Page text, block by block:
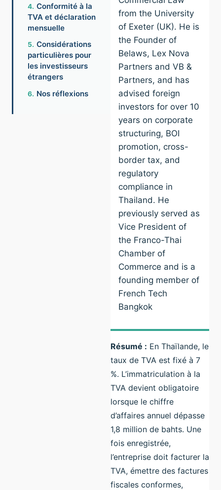
Conformité à la
TVA et déclaration
mensuelle
Considérations
particulières pour
les investisseurs
étrangers
Nos réflexions
from the University
of Exeter (UK). He is
the Founder of
Belaws, Lex Nova
Partners and VB &
Partners, and has
advised foreign
investors for over 10
years on corporate
structuring, BOI
promotion, cross-
border tax, and
regulatory
compliance in
Thailand. He
previously served as
Vice President of
the Franco-Thai
Chamber of
Commerce and is a
founding member of
French Tech
Bangkok
Résumé : En Thaïlande, le
taux de TVA est fixé à 7
%. L’immatriculation à la
TVA devient obligatoire
lorsque le chiffre
d’affaires annuel dépasse
1,8 million de bahts. Une
fois enregistrée,
l’entreprise doit facturer la
TVA, émettre des factures
fiscales conformes,